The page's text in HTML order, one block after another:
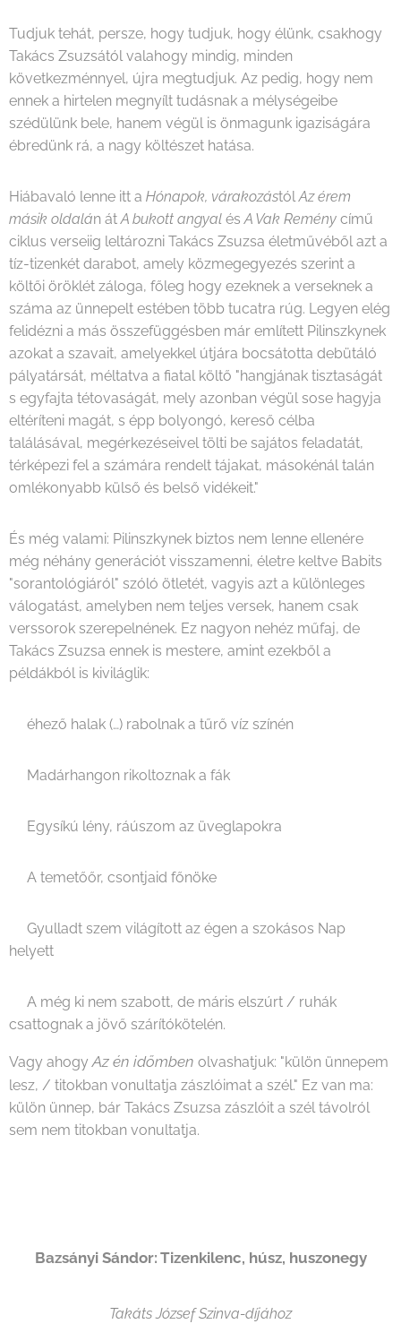
Tudjuk tehát, persze, hogy tudjuk, hogy élünk, csakhogy
Takács Zsuzsától valahogy mindig, minden
következménnyel, újra megtudjuk. Az pedig, hogy nem
ennek a hirtelen megnyílt tudásnak a mélységeibe
szédülünk bele, hanem végül is önmagunk igaziságára
ébredünk rá, a nagy költészet hatása.
Hiábavaló lenne itt a Hónapok, várakozástól Az érem
másik oldalán át A bukott angyal és A Vak Remény című
ciklus verseiig leltározni Takács Zsuzsa életművéből azt a
tíz-tizenkét darabot, amely közmegegyezés szerint a
költői öröklét záloga, főleg hogy ezeknek a verseknek a
száma az ünnepelt estében több tucatra rúg. Legyen elég
felidézni a más összefüggésben már említett Pilinszkynek
azokat a szavait, amelyekkel útjára bocsátotta debütáló
pályatársát, méltatva a fiatal költő "hangjának tisztaságát
s egyfajta tétovaságát, mely azonban végül sose hagyja
eltéríteni magát, s épp bolyongó, kereső célba
találásával, megérkezéseivel tölti be sajátos feladatát,
térképezi fel a számára rendelt tájakat, másokénál talán
omlékonyabb külső és belső vidékeit."
És még valami: Pilinszkynek biztos nem lenne ellenére
még néhány generációt visszamenni, életre keltve Babits
"sorantológiáról" szóló ötletét, vagyis azt a különleges
válogatást, amelyben nem teljes versek, hanem csak
verssorok szerepelnének. Ez nagyon nehéz műfaj, de
Takács Zsuzsa ennek is mestere, amint ezekből a
példákból is kiviláglik:
éhező halak (…) rabolnak a tűrő víz színén
Madárhangon rikoltoznak a fák
Egysíkú lény, ráúszom az üveglapokra
A temetőőr, csontjaid főnöke
Gyulladt szem világított az égen a szokásos Nap
helyett
A még ki nem szabott, de máris elszúrt / ruhák
csattognak a jövő szárítókötelén.
Vagy ahogy Az én időmben olvashatjuk: "külön ünnepem
lesz, / titokban vonultatja zászlóimat a szél." Ez van ma:
külön ünnep, bár Takács Zsuzsa zászlóit a szél távolról
sem nem titokban vonultatja.
Bazsányi Sándor: Tizenkilenc, húsz, huszonegy
Takáts József Szinva-díjához